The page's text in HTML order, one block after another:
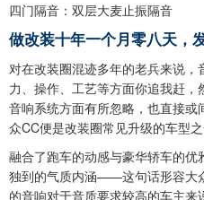
四门隔音：双层大麦止振隔音
做改装十年一个月零八天，
对在改装圈混迹多年的老兵来说
力、操作、工艺等方面你追我赶
音响系统方面有所忽略，也直接
众CC便是改装圈常见升级的车型之
融合了跑车的动感与豪华轿车的
独到的气质内涵——这句话形容大
的音响对于音质要求较高的车主